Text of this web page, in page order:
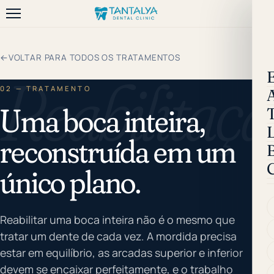
←VOLTAR PARA TODOS OS TRATAMENTOS
02 — TRATAMENTO
Uma boca inteira,
reconstruída em um
único plano.
Reabilitar uma boca inteira não é o mesmo que
tratar um dente de cada vez. A mordida precisa
estar em equilíbrio, as arcadas superior e inferior
devem se encaixar perfeitamente, e o trabalho